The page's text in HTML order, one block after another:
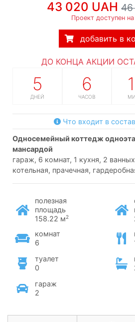
43 020 UAH 46
Проект доступен на
добавить в
ДО КОНЦА АКЦИИ
5
ДНЕЙ
6
ЧАСОВ
Что входит в
односемейный коттедж одноэтажный с жилой
мансардой
гараж, 6 комнат, 1 кухня, 2
котельная, прачечная,
полезная
площадь
158.22 м2
комнат
6
туалет
0
гараж
2